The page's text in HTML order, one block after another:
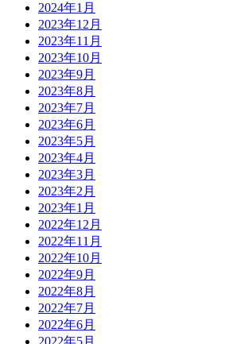
2024年1月
2023年12月
2023年11月
2023年10月
2023年9月
2023年8月
2023年7月
2023年6月
2023年5月
2023年4月
2023年3月
2023年2月
2023年1月
2022年12月
2022年11月
2022年10月
2022年9月
2022年8月
2022年7月
2022年6月